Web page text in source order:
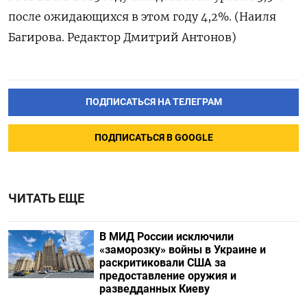
после ожидающихся в этом году 4,2%. (Наиля
Багирова. Редактор Дмитрий Антонов)
ПОДПИСАТЬСЯ НА ТЕЛЕГРАМ
ПОДПИСАТЬСЯ В GOOGLE
ЧИТАТЬ ЕЩЕ
В МИД России исключили
«заморозку» войны в Украине и
раскритиковали США за
предоставление оружия и
разведданных Киеву